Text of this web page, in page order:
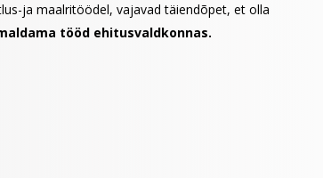
ja maalritöödel, vajavad täiendõpet, et olla
tööd ehitusvaldkonnas.